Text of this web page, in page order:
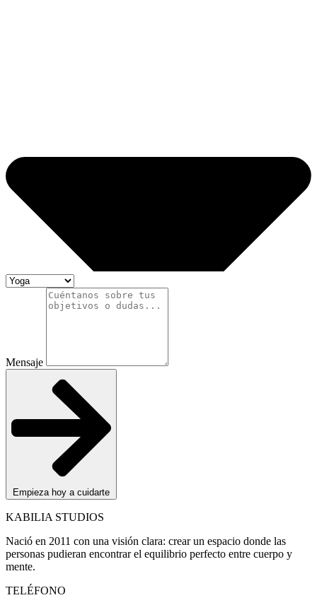
Mensaje
Empieza hoy a cuidarte
KABILIA STUDIOS
Nació en 2011 con una visión clara: crear un espacio donde las
personas pudieran encontrar el equilibrio perfecto entre cuerpo y
mente.
TELÉFONO